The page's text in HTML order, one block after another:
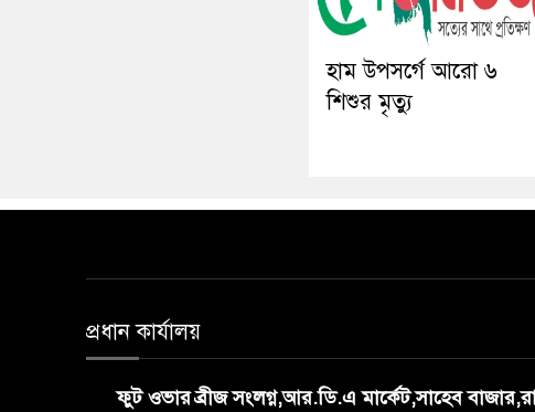
হাম উপসর্গে আরো ৬
শিশুর মৃত্যু
প্রধান কার্যালয়
ফুট ওভার ব্রীজ সংলগ্ন,আর.ডি.এ মার্কেট,সাহেব